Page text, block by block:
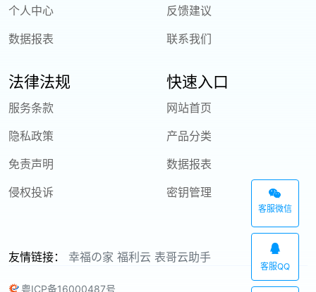
个人中心
数据报表
反馈建议
联系我们
法律法规
服务条款
隐私政策
免责声明
侵权投诉
快速入口
网站首页
产品分类
数据报表
密钥管理
友情链接： 幸福の家 福利云 表哥云助手
粤ICP备16000487号
客服微信
客服QQ